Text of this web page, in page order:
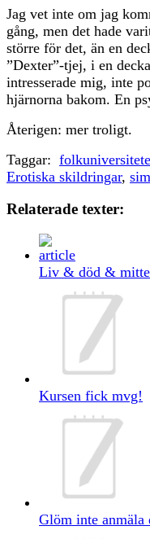
Jag vet inte om jag
gång, men det hade
större för det, än en
”Dexter”-tjej, i en
intresserade mig, inte
hjärnorna bakom. En
Återigen: mer troligt.
Taggar:
Erotiska skildringar,
Relaterade texter:
Liv & död &
Kursen fick mvg!
Glöm inte anmäla